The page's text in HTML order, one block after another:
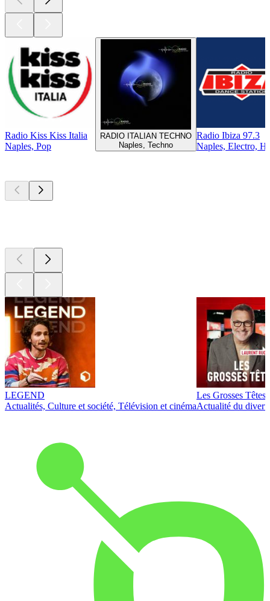
Radio Kiss Kiss Italia
Naples, Pop
RADIO ITALIAN TECHNO
Naples, Techno
Radio Ibiza 97.3
Naples, Electro,
LEGEND
Actualités, Culture et société, Télévision et cinéma
Les Grosses Têtes
Actualité du